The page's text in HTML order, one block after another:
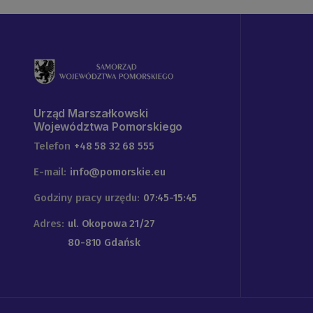
Urząd Marszałkowski
Województwa Pomorskiego
Telefon +48 58 32 68 555
E-mail: info@pomorskie.eu
Godziny pracy urzędu: 07:45-15:45
Adres: ul. Okopowa 21/27
80-810 Gdańsk